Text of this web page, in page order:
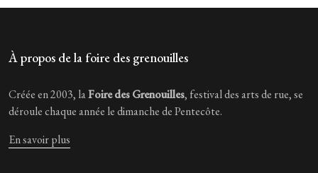
À propos de la foire des grenouilles
Créée en 2003, laFoire des Grenouilles, festival des arts de rue, se
déroule chaque année le dimanche de Pentecôte.
En savoir plus